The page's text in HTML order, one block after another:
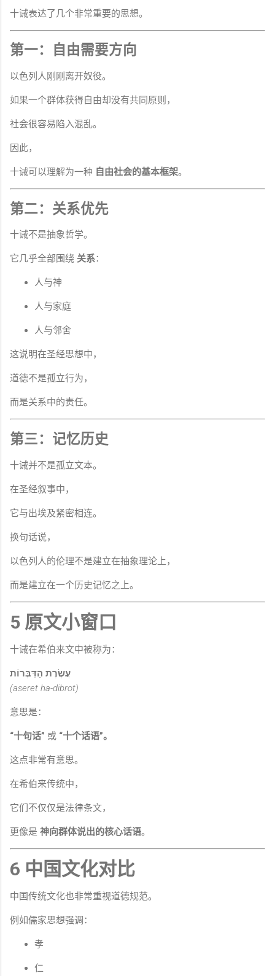
十诫表达了几个非常重要的思想。
第一：自由需要方向
以色列人刚刚离开奴役。
如果一个群体获得自由却没有共同原则，
社会很容易陷入混乱。
因此，
十诫可以理解为一种 自由社会的基本框架。
第二：关系优先
十诫不是抽象哲学。
它几乎全部围绕 关系：
人与神
人与家庭
人与邻舍
这说明在圣经思想中，
道德不是孤立行为，
而是关系中的责任。
第三：记忆历史
十诫并不是孤立文本。
在圣经叙事中，
它与出埃及紧密相连。
换句话说，
以色列人的伦理不是建立在抽象理论上，
而是建立在一个历史记忆之上。
5 原文小窗口
十诫在希伯来文中被称为：
עֲשֶׂרֶת הַדִּבְּרוֹת
(aseret ha-dibrot)
意思是：
“十句话” 或 “十个话语”。
这点非常有意思。
在希伯来传统中，
它们不仅仅是法律条文，
更像是 神向群体说出的核心话语。
6 中国文化对比
中国传统文化也非常重视道德规范。
例如儒家思想强调：
孝
仁